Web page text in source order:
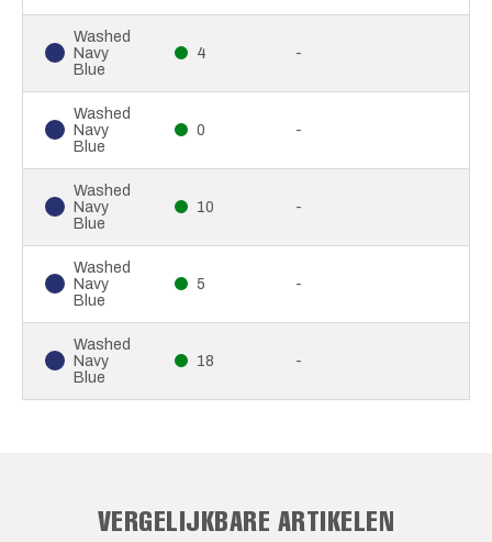
Washed
Navy
Blue
4 -
Washed
Navy
Blue
0 -
Washed
Navy
Blue
10 -
Washed
Navy
Blue
5 -
Washed
Navy
Blue
18 -
VERGELIJKBARE ARTIKELEN